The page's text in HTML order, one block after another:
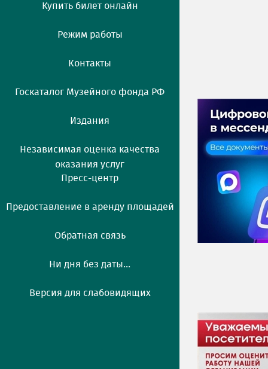
Купить билет онлайн
Режим работы
Контакты
Госкаталог Музейного фонда РФ
Издания
Независимая оценка качества
оказания услуг
Пресс-центр
Предоставление в аренду площадей
Обратная связь
Ни дня без даты...
Версия для слабовидящих